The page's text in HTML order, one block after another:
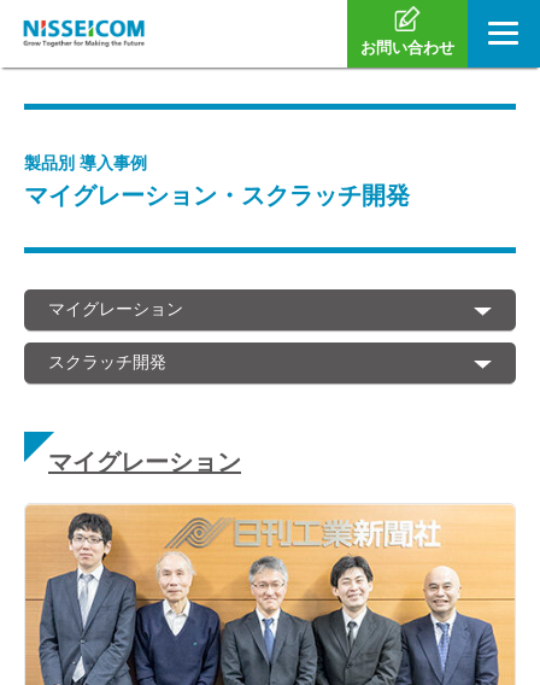
お問い合わせ
製品別 導入事例
マイグレーション・スクラッチ開発
マイグレーション
スクラッチ開発
マイグレーション